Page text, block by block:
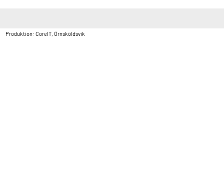
Produktion: CoreIT, Örnsköldsvik